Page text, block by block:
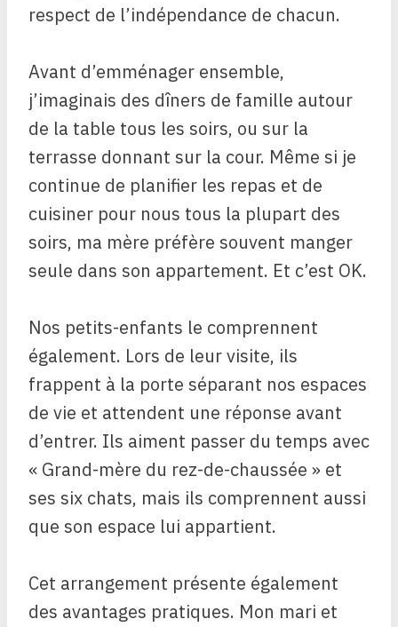
respect de l’indépendance de chacun.
Avant d’emménager ensemble,
j’imaginais des dîners de famille autour
de la table tous les soirs, ou sur la
terrasse donnant sur la cour. Même si je
continue de planifier les repas et de
cuisiner pour nous tous la plupart des
soirs, ma mère préfère souvent manger
seule dans son appartement. Et c’est OK.
Nos petits-enfants le comprennent
également. Lors de leur visite, ils
frappent à la porte séparant nos espaces
de vie et attendent une réponse avant
d’entrer. Ils aiment passer du temps avec
« Grand-mère du rez-de-chaussée » et
ses six chats, mais ils comprennent aussi
que son espace lui appartient.
Cet arrangement présente également
des avantages pratiques. Mon mari et